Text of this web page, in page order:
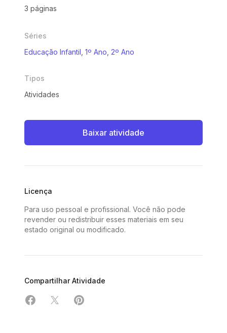
3 páginas
Séries
Educação Infantil 1º Ano 2º Ano
Tipos
Atividades
Baixar atividade
Licença
Para uso pessoal e profissional. Você não pode
revender ou redistribuir esses materiais em seu
estado original ou modificado.
Compartilhar Atividade
Compartilhar em Facebook
Compartilhar em X
Compartilhar em Pinterest